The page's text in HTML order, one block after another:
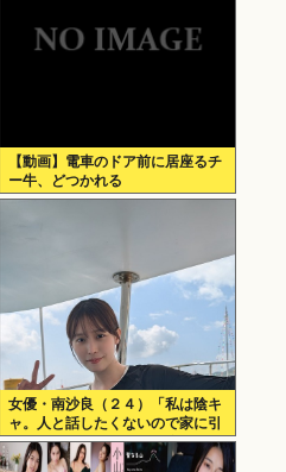
【動画】電車のドア前に居座るチ
ー牛、どつかれる
女優・南沙良（２４）「私は陰キ
ャ。人と話したくないので家に引
きこもってPCでアニメを観てい
たい」